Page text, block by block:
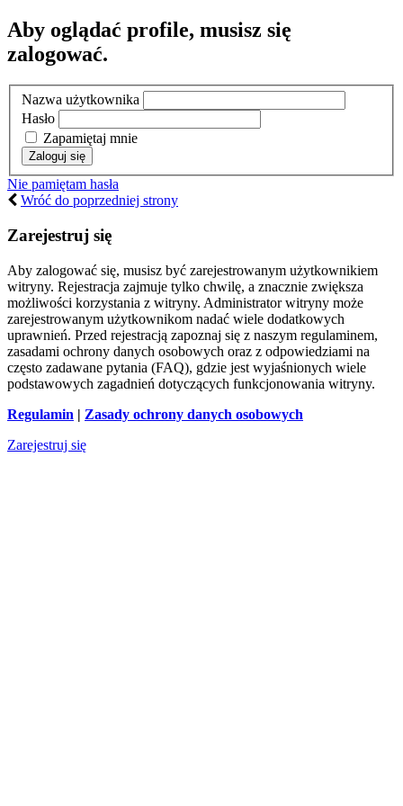
Aby oglądać profile, musisz się
zalogować.
Nazwa użytkownika
Hasło
Zapamiętaj mnie
Nie pamiętam hasła
Wróć do poprzedniej strony
Zarejestruj się
Aby zalogować się, musisz być zarejestrowanym użytkownikiem
witryny. Rejestracja zajmuje tylko chwilę, a znacznie zwiększa
możliwości korzystania z witryny. Administrator witryny może
zarejestrowanym użytkownikom nadać wiele dodatkowych
uprawnień. Przed rejestracją zapoznaj się z naszym regulaminem,
zasadami ochrony danych osobowych oraz z odpowiedziami na
często zadawane pytania (FAQ), gdzie jest wyjaśnionych wiele
podstawowych zagadnień dotyczących funkcjonowania witryny.
Regulamin | Zasady ochrony danych osobowych
Zarejestruj się